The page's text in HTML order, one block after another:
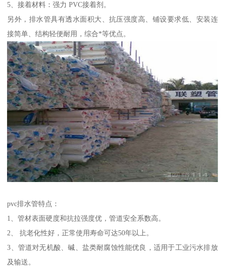
5、接着材料：强力 PVC接着剂。
另外，排水管具有透水面积大、抗压强度高、铺设要求低、安装连
接简单、结构轻便耐用，综合*等优点。
pvc排水管特点：
1、管材表面硬度和抗拉强度优，管道安全系数高。
2、 抗老化性好，正常使用寿命可达50年以上。
3、管道对无机酸、碱、盐类耐腐蚀性能优良，适用于工业污水排放
及输送。